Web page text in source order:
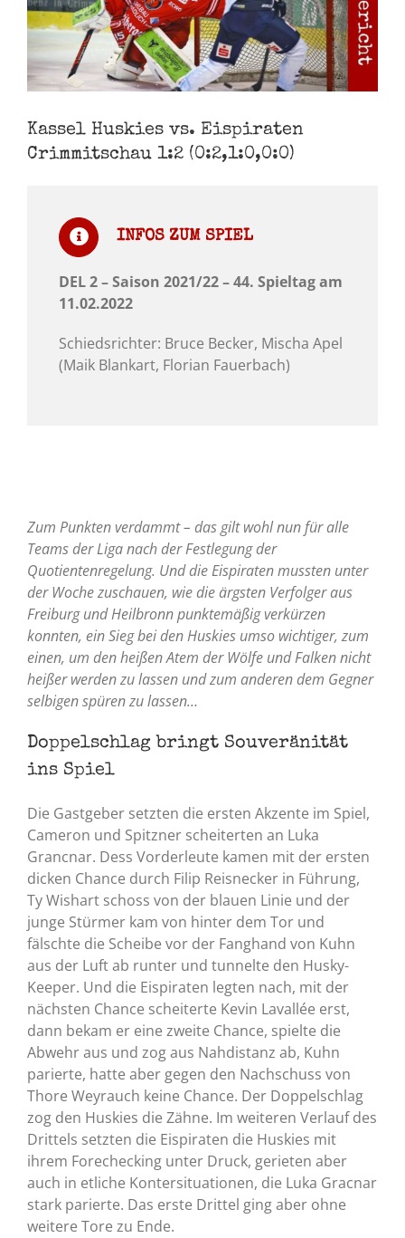
Kassel Huskies vs. Eispiraten
Crimmitschau 1:2 (0:2,1:0,0:0)
INFOS ZUM SPIEL
DEL 2 – Saison 2021/22 – 44. Spieltag am
11.02.2022
Schiedsrichter: Bruce Becker, Mischa Apel
(Maik Blankart, Florian Fauerbach)
Zum Punkten verdammt – das gilt wohl nun für alle
Teams der Liga nach der Festlegung der
Quotientenregelung. Und die Eispiraten mussten unter
der Woche zuschauen, wie die ärgsten Verfolger aus
Freiburg und Heilbronn punktemäßig verkürzen
konnten, ein Sieg bei den Huskies umso wichtiger, zum
einen, um den heißen Atem der Wölfe und Falken nicht
heißer werden zu lassen und zum anderen dem Gegner
selbigen spüren zu lassen…
Doppelschlag bringt Souveränität
ins Spiel
Die Gastgeber setzten die ersten Akzente im Spiel,
Cameron und Spitzner scheiterten an Luka
Grancnar. Dess Vorderleute kamen mit der ersten
dicken Chance durch Filip Reisnecker in Führung,
Ty Wishart schoss von der blauen Linie und der
junge Stürmer kam von hinter dem Tor und
fälschte die Scheibe vor der Fanghand von Kuhn
aus der Luft ab runter und tunnelte den Husky-
Keeper. Und die Eispiraten legten nach, mit der
nächsten Chance scheiterte Kevin Lavallée erst,
dann bekam er eine zweite Chance, spielte die
Abwehr aus und zog aus Nahdistanz ab, Kuhn
parierte, hatte aber gegen den Nachschuss von
Thore Weyrauch keine Chance. Der Doppelschlag
zog den Huskies die Zähne. Im weiteren Verlauf des
Drittels setzten die Eispiraten die Huskies mit
ihrem Forechecking unter Druck, gerieten aber
auch in etliche Kontersituationen, die Luka Gracnar
stark parierte. Das erste Drittel ging aber ohne
weitere Tore zu Ende.